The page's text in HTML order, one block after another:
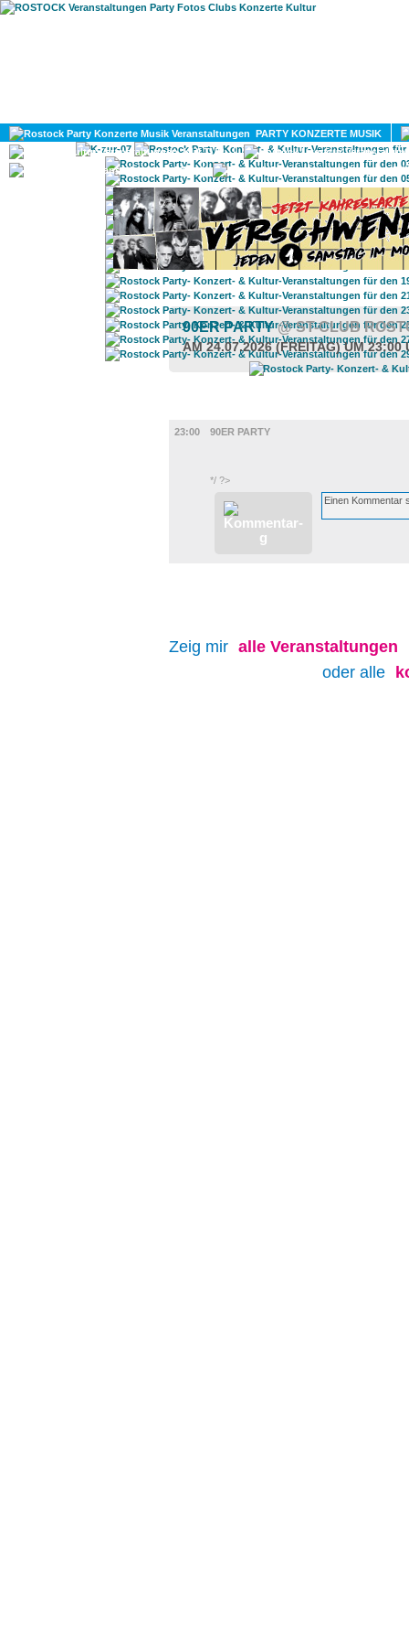
PARTY KONZERTE MUSIK
KULTUR
GAY
90ER PARTY@ ST-CLUB
AM 24.07.2026 (FREITAG) UM 23:00
23:00
90ER PARTY
*/ ?>
Zeig mir alle Veranstaltungen
oder alle